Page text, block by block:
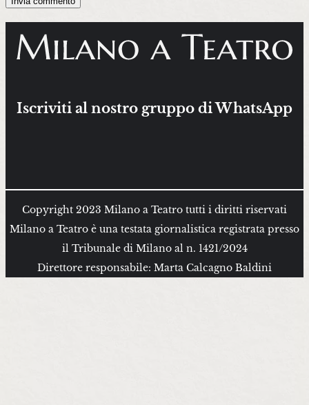
Iscriviti al nostro gruppo di WhatsApp
Copyright 2023 Milano a Teatro tutti i diritti riservati
Milano a Teatro è una testata giornalistica registrata presso
il Tribunale di Milano al n. 1421/2024
Direttore responsabile: Marta Calcagno Baldini